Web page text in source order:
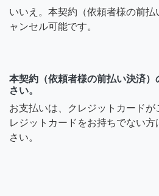
いいえ。本契約（依頼者様の前
ャンセル可能です。
本契約（依頼者様の前払い決済
さい。
お支払いは、クレジットカードが
レジットカードをお持ちでない
さい。